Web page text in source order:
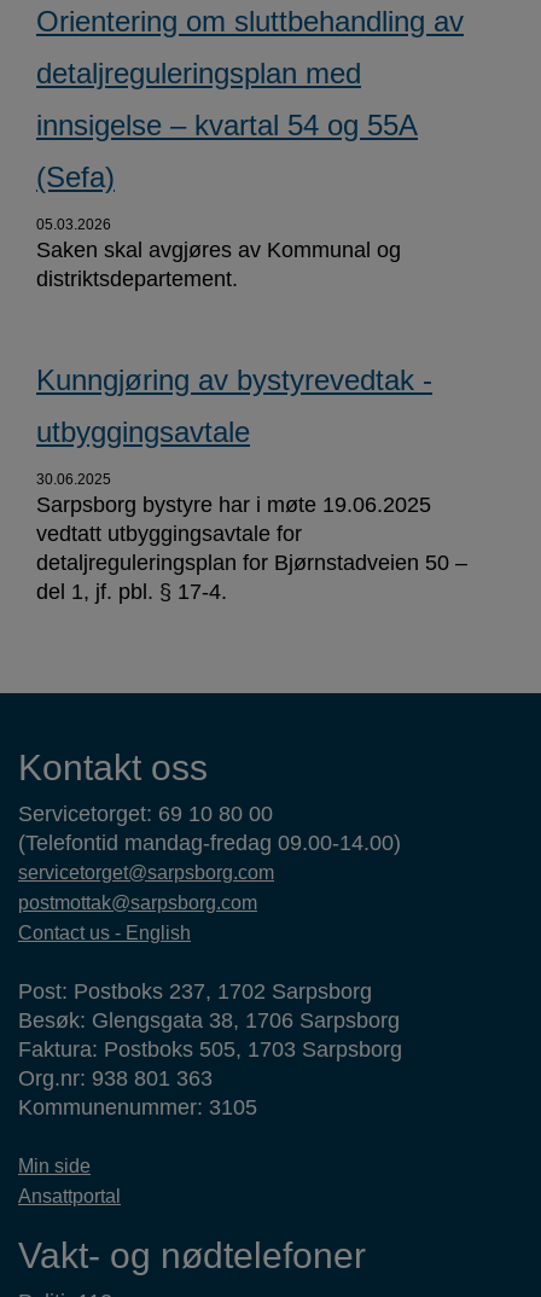
Orientering om sluttbehandling av
detaljreguleringsplan med
innsigelse – kvartal 54 og 55A
(Sefa)
05.03.2026
Saken skal avgjøres av Kommunal og
distriktsdepartement.
Kunngjøring av bystyrevedtak -
utbyggingsavtale
30.06.2025
Sarpsborg bystyre har i møte 19.06.2025
vedtatt utbyggingsavtale for
detaljreguleringsplan for Bjørnstadveien 50 –
del 1, jf. pbl. § 17-4.
Kontaktinformasjon
Kontakt oss
Servicetorget: 69 10 80 00
(Telefontid mandag-fredag 09.00-14.00)
servicetorget@sarpsborg.com
postmottak@sarpsborg.com
Contact us - English
Post: Postboks 237, 1702 Sarpsborg
Besøk: Glengsgata 38, 1706 Sarpsborg
Faktura: Postboks 505, 1703 Sarpsborg
Org.nr: 938 801 363
Kommunenummer: 3105
Min side
Ansattportal
Vakt- og nødtelefoner